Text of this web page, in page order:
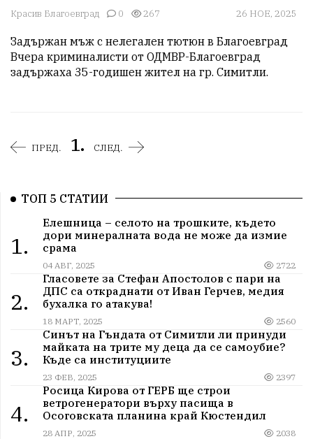
Красив Благоевград 0 267 26 НОЕ, 2025
Задържан мъж с нелегален тютюн в Благоевград
Вчера криминалисти от ОДМВР-Благоевград
задържаха 35-годишен жител на гр. Симитли.
ПРЕД. 1. СЛЕД.
ТОП 5 СТАТИИ
1.
Елешница – селото на трошките, където
дори минералната вода не може да измие
срама
04 АВГ, 2025 2722
2.
Гласовете за Стефан Апостолов с пари на
ДПС са откраднати от Иван Герчев, медия
бухалка го атакува!
18 МАРТ, 2025 2560
3.
Синът на Гъндата от Симитли ли принуди
майката на трите му деца да се самоубие?
Къде са институциите
23 ФЕВ, 2025 2397
4.
Росица Кирова от ГЕРБ ще строи
ветрогенератори върху пасища в
Осоговската планина край Кюстендил
28 АПР, 2025 2038